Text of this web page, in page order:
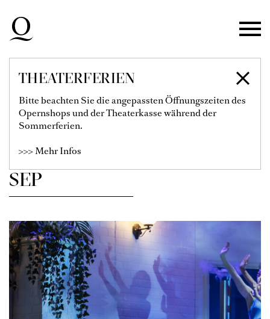
Zur Hauptnavigation springen
Zum Hauptinhalt springen
Zum Footer springen
THEATERFERIEN
Bitte beachten Sie die angepassten Öffnungszeiten des
Opernshops und der Theaterkasse während der
Sommerferien.
>>> Mehr Infos
SPIELPLAN
SEP